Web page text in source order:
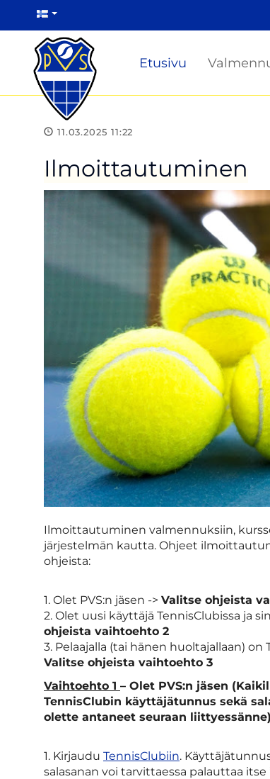
Etusivu
11.03.2025 11:22
Ilmoittautuminen
Ilmoittautuminen valmennuksiin,
järjestelmän kautta. Ohjeet
ohjeista:
1. Olet PVS:n jäsen -> Valitse ohjeista
2. Olet uusi käyttäjä TennisClubissa ja
ohjeista vaihtoehto 2
3. Pelaajalla (tai hänen huoltajallaan)
Valitse ohjeista vaihtoehto 3
Vaihtoehto 1 – Olet PVS:n jäsen
TennisClubin käyttäjätunnus sekä
olette antaneet seuraan liittyessänne)
1. Kirjaudu TennisClubiin.
salasanan voi tarvittaessa palauttaa